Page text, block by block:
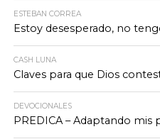
ESTEBAN CORREA
Estoy desesperado, no
CASH LUNA
Claves para que Dios
DEVOCIONALES
PREDICA – Adaptando mis